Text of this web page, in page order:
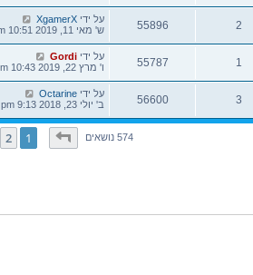
2
55896 על ידי XgamerX
ש' מאי 11, 2019 10:51 pm
1
55787 על ידי Gordi
ו' מרץ 22, 2019 10:43 pm
3
56600 על ידי Octarine
ב' יולי 23, 2018 9:13 pm
574 נושאיםדף1מתוך39
1
2